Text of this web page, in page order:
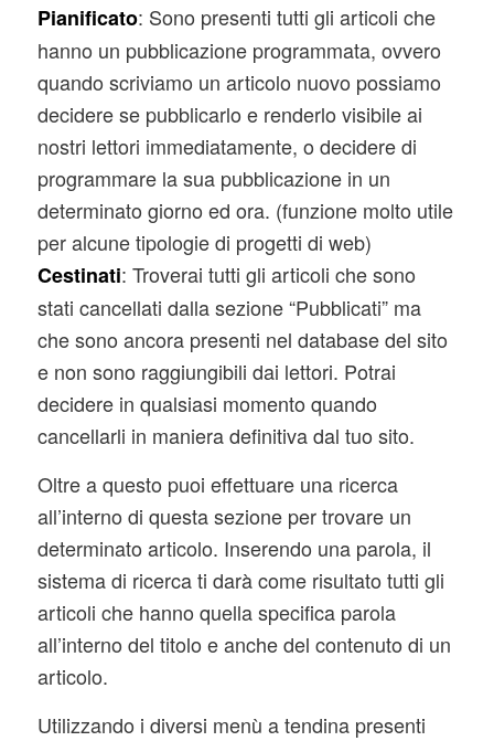
Pianificato: Sono presenti tutti gli articoli che
hanno un pubblicazione programmata, ovvero
quando scriviamo un articolo nuovo possiamo
decidere se pubblicarlo e renderlo visibile ai
nostri lettori immediatamente, o decidere di
programmare la sua pubblicazione in un
determinato giorno ed ora. (funzione molto utile
per alcune tipologie di progetti di web)
Cestinati: Troverai tutti gli articoli che sono
stati cancellati dalla sezione “Pubblicati” ma
che sono ancora presenti nel database del sito
e non sono raggiungibili dai lettori. Potrai
decidere in qualsiasi momento quando
cancellarli in maniera definitiva dal tuo sito.
Oltre a questo puoi effettuare una ricerca
all’interno di questa sezione per trovare un
determinato articolo. Inserendo una parola, il
sistema di ricerca ti darà come risultato tutti gli
articoli che hanno quella specifica parola
all’interno del titolo e anche del contenuto di un
articolo.
Utilizzando i diversi menù a tendina presenti